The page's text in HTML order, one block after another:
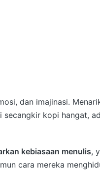
dan imajinasi.
secangkir kopi hangat,
kebiasaan menulis,
cara mereka